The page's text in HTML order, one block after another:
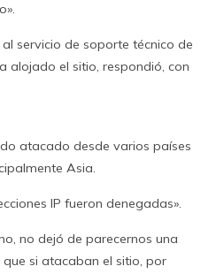
servicio de soporte técnico de
alojado el sitio, respondió, con
atacado desde varios países
Asia.
IP fueron denegadas».
no dejó de parecernos una
si atacaban el sitio, por